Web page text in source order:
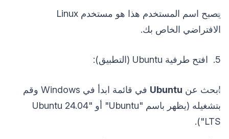
يصبح اسم المستخدم هذا هو مستخدم Linux
الافتراضي الخاص بك.
5. افتح طرفية Ubuntu (التطبيق):
ابحث عن Ubuntu
في قائمة ابدأ في Windows وقم
بتشغيله (يظهر باسم "Ubuntu" أو "Ubuntu 24.04
LTS").